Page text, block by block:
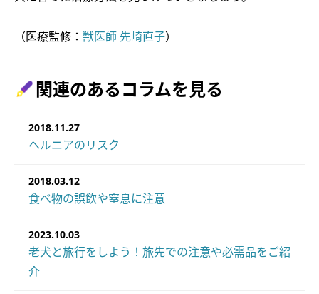
（医療監修： 獣医師 先崎直子）
関連のあるコラムを見る
2018.11.27
ヘルニアのリスク
2018.03.12
食べ物の誤飲や窒息に注意
2023.10.03
老犬と旅行をしよう！旅先での注意や必需品をご紹
介